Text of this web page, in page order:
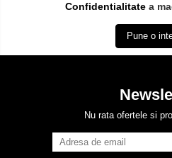
Confidentialitate a
Pune o
Nu rata ofertele si